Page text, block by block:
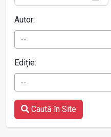
Autor:
--
Ediție:
--
Caută în Site